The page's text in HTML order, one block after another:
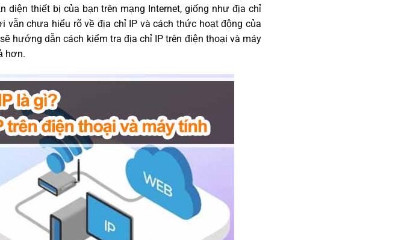
thiết bị của bạn trên mạng Internet, giống như địa chỉ
chưa hiểu rõ về địa chỉ IP và cách thức hoạt động của
hướng dẫn cách kiểm tra địa chỉ IP trên điện thoại và máy
hơn.